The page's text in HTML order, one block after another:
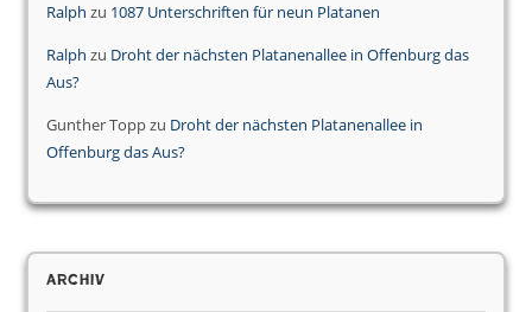
Ralph zu 1087 Unterschriften für neun Platanen
Ralph zu Droht der nächsten Platanenallee in Offenburg das
Aus?
Gunther Toppzu Droht der nächsten Platanenallee in
Offenburg das Aus?
Archiv